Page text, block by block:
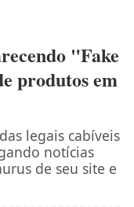
"Fake
produtos em
legais cabíveis
notícias
de seu site e